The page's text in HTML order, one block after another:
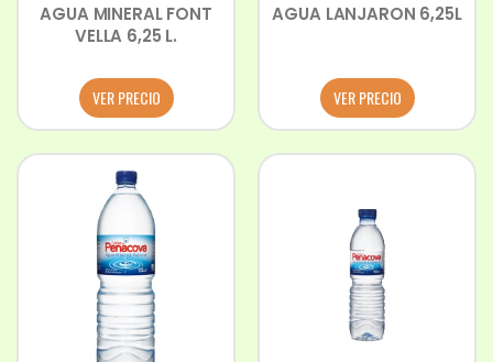
AGUA MINERAL FONT
VELLA 6,25 L.
VER PRECIO
AGUA LANJARON 6,25L
VER PRECIO